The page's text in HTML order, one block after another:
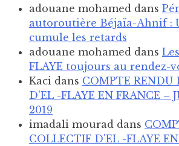
adouane mohamed dans
autoroutière Béjaïa-Ahnif :
cumule les retards
adouane mohamed dans
FLAYE toujours au rendez-
Kaci dans COMPTE RENDU
D'EL -FLAYE EN FRANCE –
2019
imadali mourad dans
COLLECTIF D'EL -FLAYE